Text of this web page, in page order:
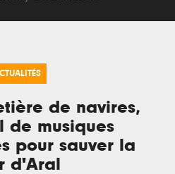
de navires,
de musiques
pour sauver la
d'Aral